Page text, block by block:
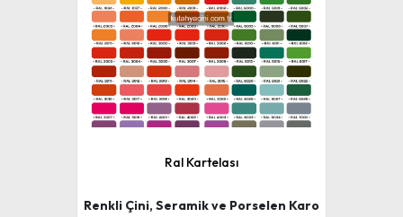
Ral Kartelası
Renkli Çini, Seramik ve Porselen Karo